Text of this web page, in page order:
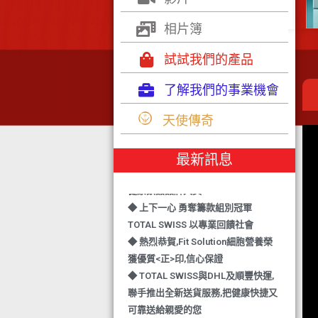
相片簿
試試我們的產品
了解我們的事業機會
天使傳奇
最新訊息
◆ TOTAL SWISS 勇奪 亞洲知識管理
學院 3項殊榮
獎,中銀香港環保優秀企業證書及星級
◆ 上下一心 勇奪籌款組別冠軍
TOTAL SWISS 以專業回饋社會
◆ 熱烈恭賀,Fit Solution細胞營養榮
獲優質<正>印,信心保證
◆ TOTAL SWISS與DHL及順豐快運,
聯手推出全新送貨服務,把健康快捷又
可靠送給親愛的您
◆ 熱烈恭賀,FIT SOLUTION除獲得嚴